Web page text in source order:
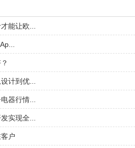
能让欧...
计到优...
器行情...
实现全...
户